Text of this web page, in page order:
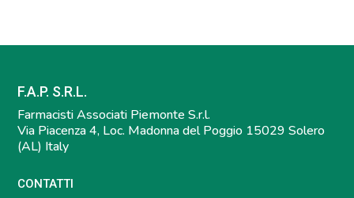
F.A.P. S.R.L.
Farmacisti Associati Piemonte S.r.l.
Via Piacenza 4, Loc. Madonna del Poggio 15029 Solero
(AL) Italy
CONTATTI